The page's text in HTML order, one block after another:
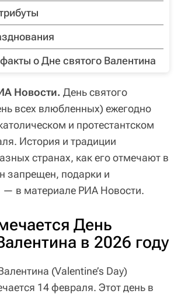
о Дне святого Валентина
Новости. День святого
всех влюбленных) ежегодно
и протестантском
История и традиции
странах, как его отмечают в
запрещен, подарки и
— в материале РИА Новости.
День
в 2026 году
(Valentine’s Day)
14 февраля. Этот день в